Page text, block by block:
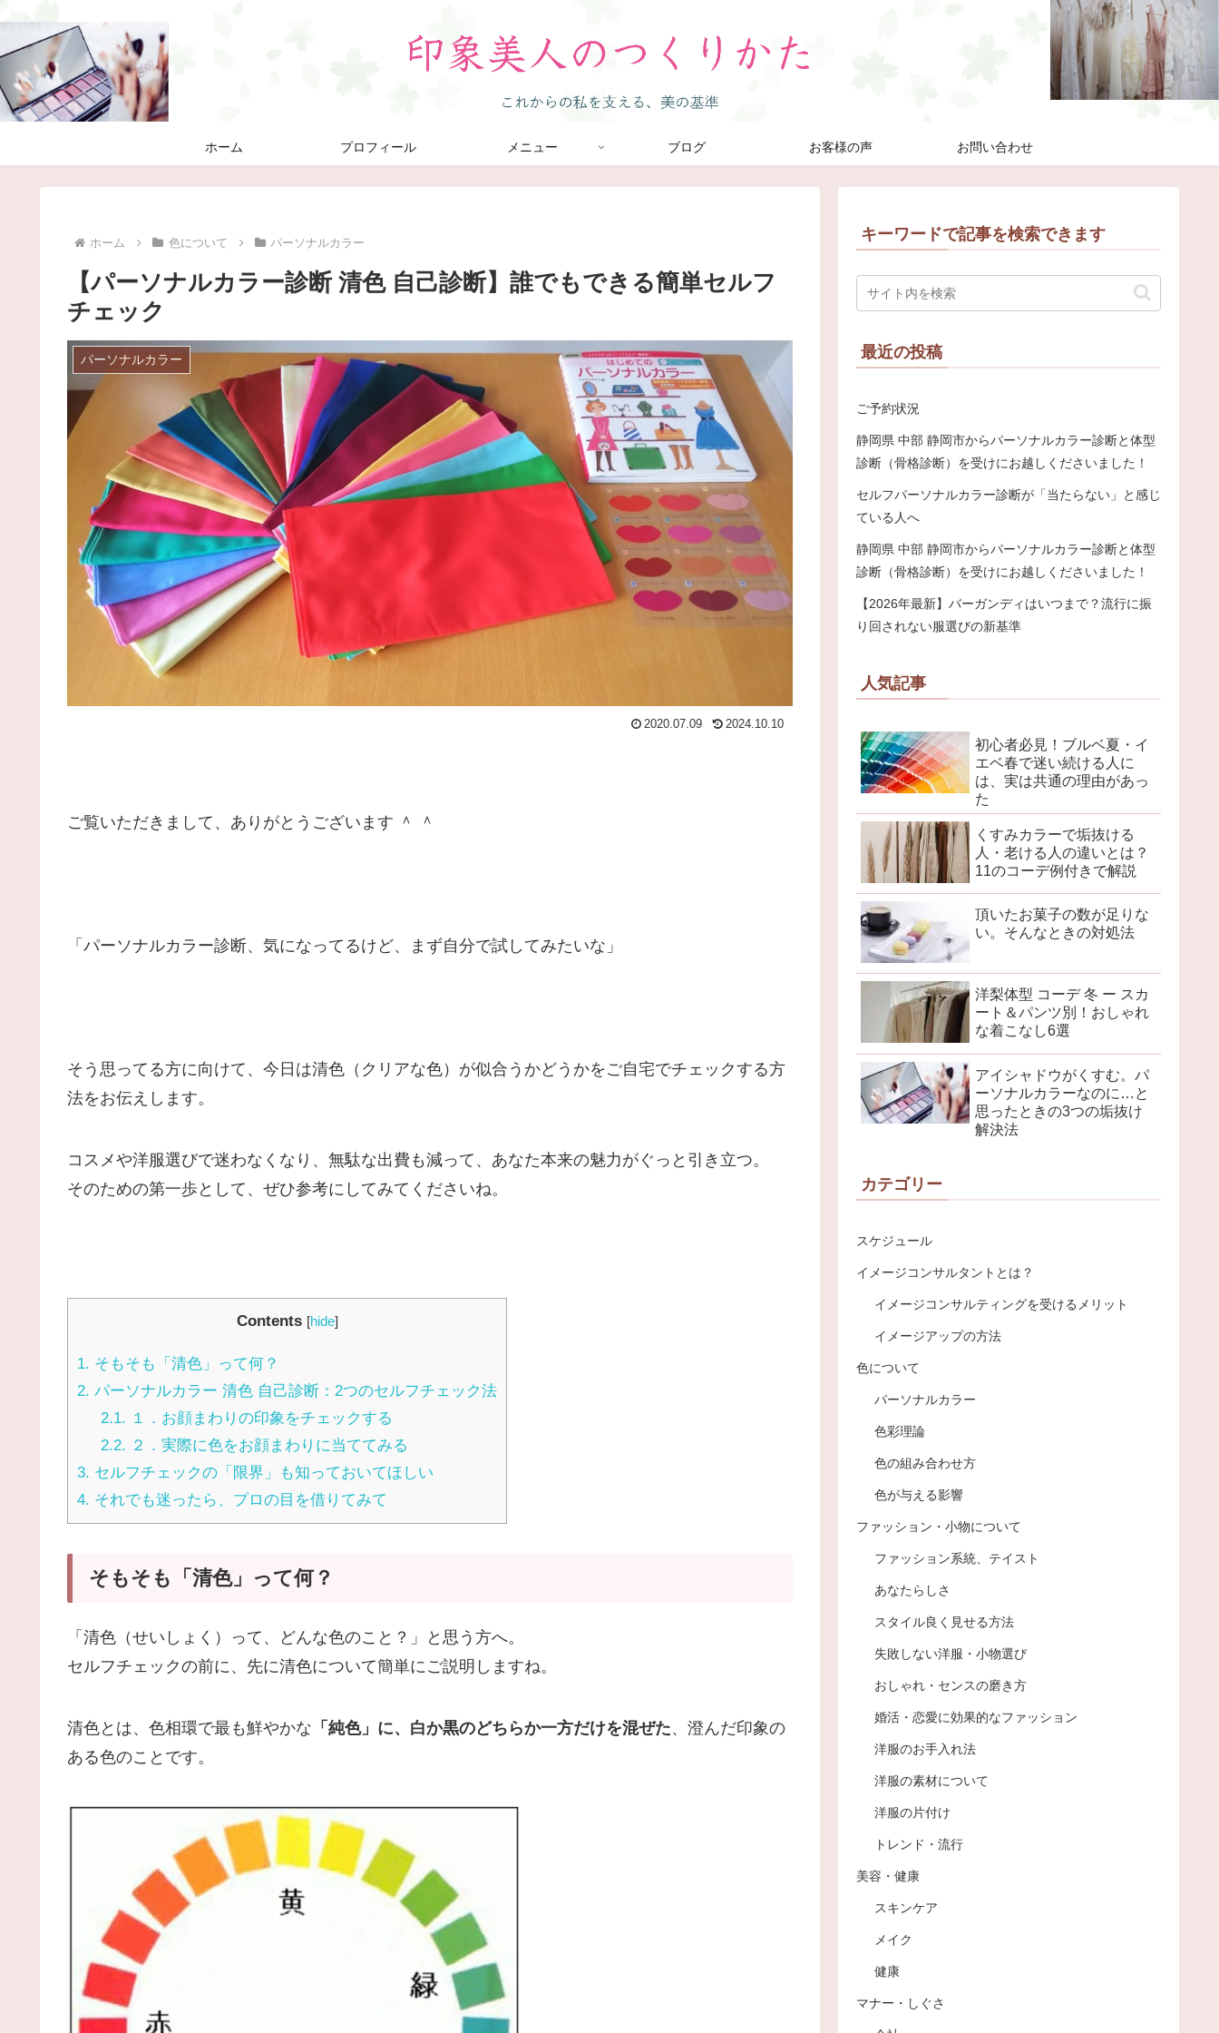
ホーム プロフィール メニュー ブログ お客様の声 お問い合わせ
ホーム 色について パーソナルカラー
【パーソナルカラー診断 清色 自己診断】誰でもできる簡単セルフ
チェック
パーソナルカラー
2020.07.09 2024.10.10
ご覧いただきまして、ありがとうございます ＾ ＾
「パーソナルカラー診断、気になってるけど、まず自分で試してみたいな」
そう思ってる方に向けて、今日は清色（クリアな色）が似合うかどうかをご自宅でチェックする方
法をお伝えします。
コスメや洋服選びで迷わなくなり、無駄な出費も減って、あなた本来の魅力がぐっと引き立つ。
そのための第一歩として、ぜひ参考にしてみてくださいね。
Contents [hide]
1. そもそも「清色」って何？
2. パーソナルカラー 清色 自己診断：2つのセルフチェック法
2.1. １．お顔まわりの印象をチェックする
2.2. ２．実際に色をお顔まわりに当ててみる
3. セルフチェックの「限界」も知っておいてほしい
4. それでも迷ったら、プロの目を借りてみて
そもそも「清色」って何？
「清色（せいしょく）って、どんな色のこと？」と思う方へ。
セルフチェックの前に、先に清色について簡単にご説明しますね。
清色とは、色相環で最も鮮やかな 「純色」に、白か黒のどちらか一方だけを混ぜた、澄んだ印象の
ある色のことです。
キーワードで記事を検索できます
最近の投稿
ご予約状況
静岡県 中部 静岡市からパーソナルカラー診断と体型
診断（骨格診断）を受けにお越しくださいました！
セルフパーソナルカラー診断が「当たらない」と感じ
ている人へ
静岡県 中部 静岡市からパーソナルカラー診断と体型
診断（骨格診断）を受けにお越しくださいました！
【2026年最新】バーガンディはいつまで？流行に振
り回されない服選びの新基準
人気記事
初心者必見！ブルベ夏・イ
エベ春で迷い続ける人に
は、実は共通の理由があっ
た
くすみカラーで垢抜ける
人・老ける人の違いとは？
11のコーデ例付きで解説
頂いたお菓子の数が足りな
い。そんなときの対処法
洋梨体型 コーデ 冬 ー スカ
ート＆パンツ別！おしゃれ
な着こなし6選
アイシャドウがくすむ。パ
ーソナルカラーなのに…と
思ったときの3つの垢抜け
解決法
カテゴリー
スケジュール
イメージコンサルタントとは？
イメージコンサルティングを受けるメリット
イメージアップの方法
色について
パーソナルカラー
色彩理論
色の組み合わせ方
色が与える影響
ファッション・小物について
ファッション系統、テイスト
あなたらしさ
スタイル良く見せる方法
失敗しない洋服・小物選び
おしゃれ・センスの磨き方
婚活・恋愛に効果的なファッション
洋服のお手入れ法
洋服の素材について
洋服の片付け
トレンド・流行
美容・健康
スキンケア
メイク
健康
マナー・しぐさ